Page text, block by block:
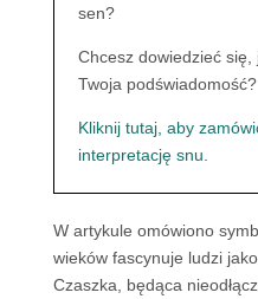
sen?
Chcesz dowiedzieć się,
Twoja podświadomość?
Kliknij tutaj, aby
interpretację snu.
W artykule omówiono
wieków fascynuje ludzi
Czaszka, będąca